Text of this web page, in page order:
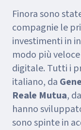
Finora sono
compagnie le
investimenti in
modo più
digitale. Tutti i
italiano, da
Reale Mutua, da
hanno
sono spinte in